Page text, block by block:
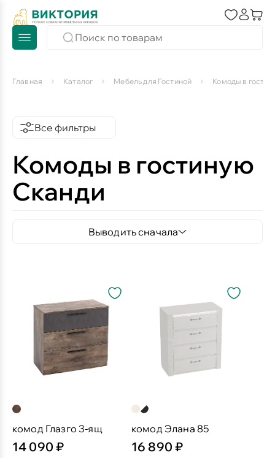
Главная Каталог Мебель для Гостиной Комоды в
Все фильтры
Комоды в гостиную
Сканди
Выводить сначала
комод Глазго 3-ящ
14 090 ₽
комод Элана 85
16 890 ₽